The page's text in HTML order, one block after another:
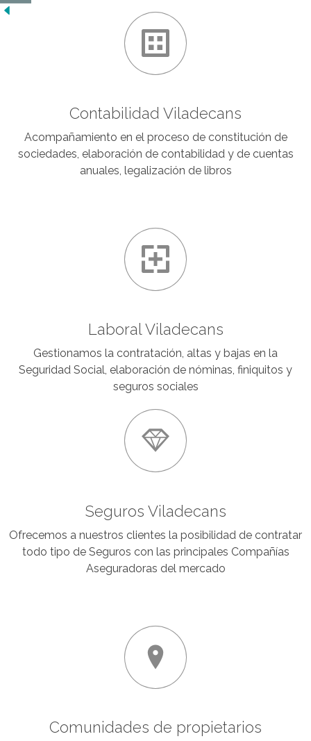
Contabilidad Viladecans
Acompañamiento en el proceso de constitución de
sociedades, elaboración de contabilidad y de cuentas
anuales, legalización de libros
Laboral Viladecans
Gestionamos la contratación, altas y bajas en la
Seguridad Social, elaboración de nóminas, finiquitos y
seguros sociales
Seguros Viladecans
Ofrecemos a nuestros clientes la posibilidad de contratar
todo tipo de Seguros con las principales Compañías
Aseguradoras del mercado
Comunidades de propietarios